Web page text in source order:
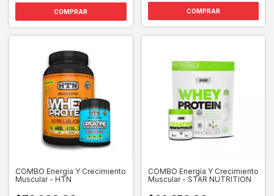
COMPRAR
COMBO Energía Y Crecimiento
Muscular - HTN
COMBO Energía Y Crecimiento
Muscular - STAR NUTRITION